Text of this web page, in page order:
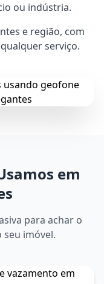
ou indústria.
e região, com
serviço.
em
para achar o
imóvel.